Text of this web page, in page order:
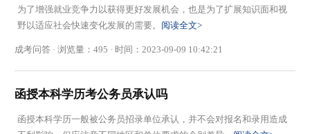
为了增强就业竞争力以获得更好发展机会，也是为了扩展知识面和视
野以适应社会快速变化发展的需要。 阅读全文>
成考问答 · 浏览量：495 · 时间：2023-09-09 10:42:21
函授本科学历考公务员承认吗
函授本科学历一般被公务员招录单位承认，并不会对报名和录用造成